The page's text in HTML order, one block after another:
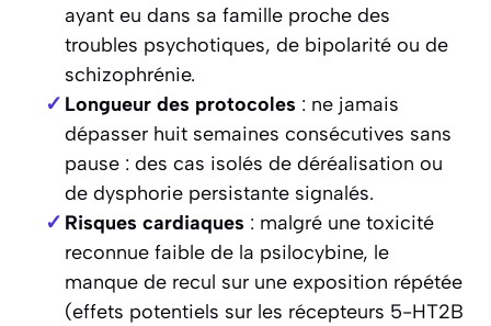
ayant eu dans sa famille proche des
troubles psychotiques, de bipolarité ou de
schizophrénie.
Longueur des protocoles : ne jamais
dépasser huit semaines consécutives sans
pause : des cas isolés de déréalisation ou
de dysphorie persistante signalés.
Risques cardiaques : malgré une toxicité
reconnue faible de la psilocybine, le
manque de recul sur une exposition répétée
(effets potentiels sur les récepteurs 5-HT2B